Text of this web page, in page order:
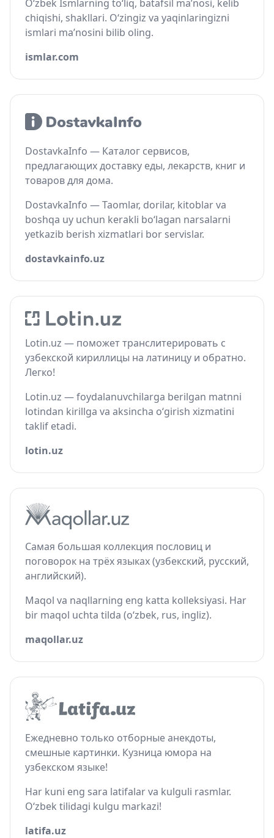
O‘zbek Ismlarning to‘liq, batafsil ma’nosi, kelib
chiqishi, shakllari. O‘zingiz va yaqinlaringizni
ismlari ma’nosini bilib oling.
ismlar.com
DostavkaInfo — Каталог сервисов,
предлагающих доставку еды, лекарств, книг и
товаров для дома.
DostavkaInfo — Taomlar, dorilar, kitoblar va
boshqa uy uchun kerakli bo‘lagan narsalarni
yetkazib berish xizmatlari bor servislar.
dostavkainfo.uz
Lotin.uz — поможет транслитерировать с
узбекской кириллицы на латиницу и обратно.
Легко!
Lotin.uz — foydalanuvchilarga berilgan matnni
lotindan kirillga va aksincha o‘girish xizmatini
taklif etadi.
lotin.uz
Самая большая коллекция пословиц и
поговорок на трёх языках (узбекский, русский,
английский).
Maqol va naqllarning eng katta kolleksiyasi. Har
bir maqol uchta tilda (o‘zbek, rus, ingliz).
maqollar.uz
Ежедневно только отборные анекдоты,
смешные картинки. Кузница юмора на
узбекском языке!
Har kuni eng sara latifalar va kulguli rasmlar.
O‘zbek tilidagi kulgu markazi!
latifa.uz